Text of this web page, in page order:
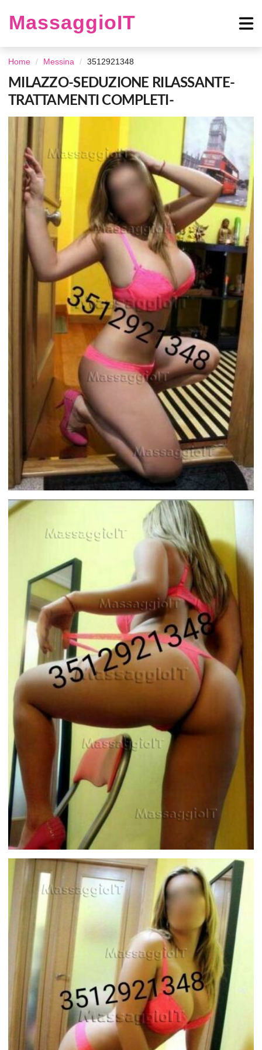
MassaggioIT
Home Messina 3512921348
MILAZZO-SEDUZIONE RILASSANTE-
TRATTAMENTI COMPLETI-